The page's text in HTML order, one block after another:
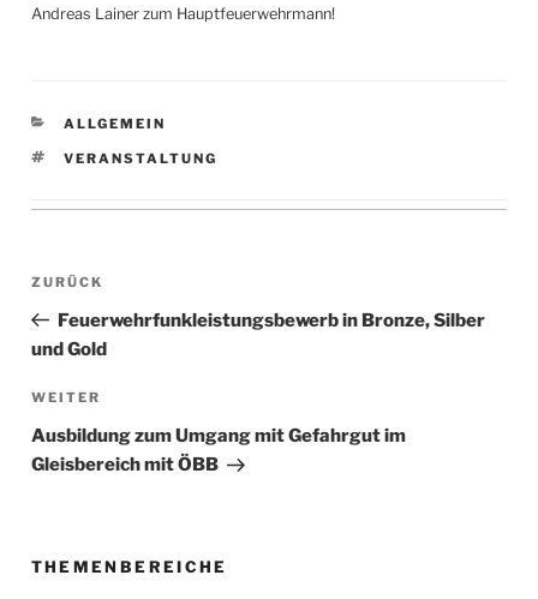
Andreas Lainer zum Hauptfeuerwehrmann!
KATEGORIEN
ALLGEMEIN
SCHLAGWÖRTER
VERANSTALTUNG
Beitragsnavigation
Vorheriger
ZURÜCK
Feuerwehrfunkleistungsbewerb in Bronze, Silber
und Gold
Nächster
WEITER
Ausbildung zum Umgang mit Gefahrgut im
Gleisbereich mit ÖBB
THEMENBEREICHE